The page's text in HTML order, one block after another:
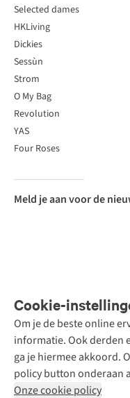
Cookie-
Om je de beste online
informatie. Ook derden
ga je hiermee akkoord.
policy button onderaan
Onze cookie policy
Selected dames
HKLiving
Dickies
Sessùn
Strom
O My Bag
Revolution
YAS
Four Roses
Meld je aan voor de
Retail Concepts
N.V.,
Smallandlaan
9, 2660